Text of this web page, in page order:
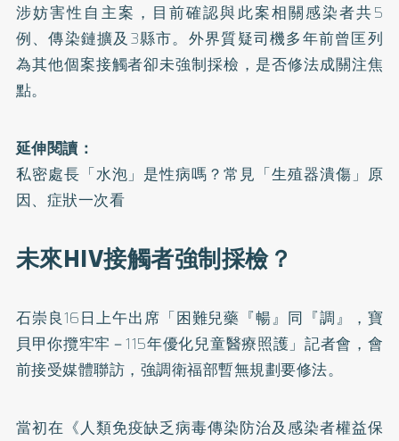
涉妨害性自主案，目前確認與此案相關感染者共5
例、傳染鏈擴及3縣市。外界質疑司機多年前曾匡列
為其他個案接觸者卻未強制採檢，是否修法成關注焦
點。
延伸閱讀：
私密處長「水泡」是性病嗎？常見「生殖器潰傷」原
因、症狀一次看
未來HIV接觸者強制採檢？
石崇良16日上午出席「困難兒藥『暢』同『調』，寶
貝甲你攬牢牢－115年優化兒童醫療照護」記者會，會
前接受媒體聯訪，強調衛福部暫無規劃要修法。
當初在 《人類免疫缺乏病毒傳染防治及感染者權益保